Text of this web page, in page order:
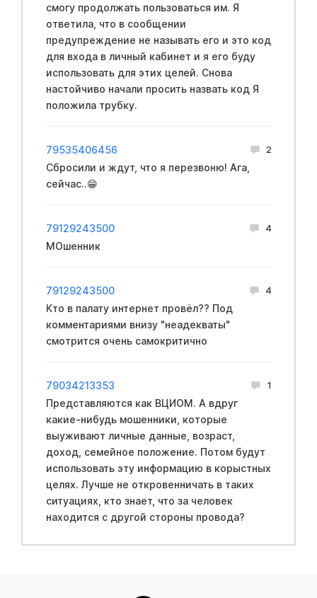
смогу продолжать пользоваться им. Я
ответила, что в сообщении
предупреждение не называть его и это код
для входа в личный кабинет и я его буду
использовать для этих целей. Снова
настойчиво начали просить назвать код Я
положила трубку.
79535406456 2
Сбросили и ждут, что я перезвоню! Ага,
сейчас..😁
79129243500 4
МОшенник
79129243500 4
Кто в палату интернет провёл?? Под
комментариями внизу "неадекваты"
смотрится очень самокритично
79034213353 1
Представляются как ВЦИОМ. А вдруг
какие-нибудь мошенники, которые
выуживают личные данные, возраст,
доход, семейное положение. Потом будут
использовать эту информацию в корыстных
целях. Лучше не откровенничать в таких
ситуациях, кто знает, что за человек
находится с другой стороны провода?